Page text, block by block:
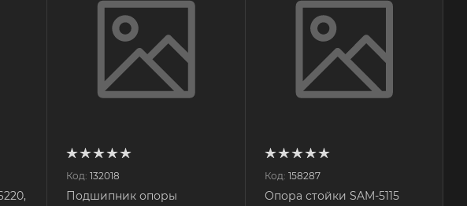
Код: 132018
Подшипник опоры
Код: 158287
Опора стойки SAM-5115